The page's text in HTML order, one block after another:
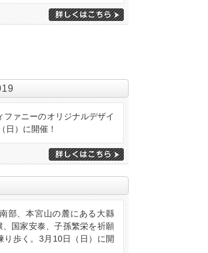
ファニーのオリジナルデザイ
日）に開催！
部、本宮山の麓にある大縣
、国家安泰、子孫繁栄を祈願
歩く。3月10日（日）に開